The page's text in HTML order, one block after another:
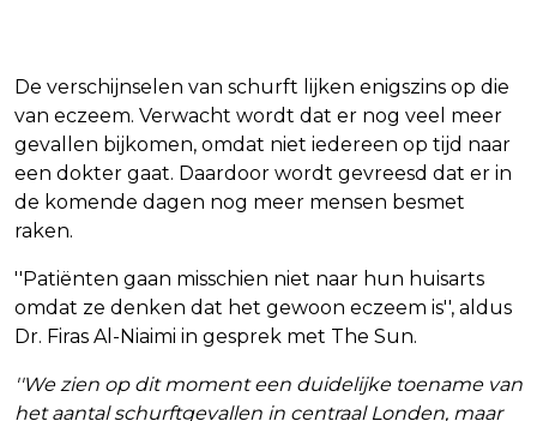
De verschijnselen van schurft lijken enigszins op die
van eczeem. Verwacht wordt dat er nog veel meer
gevallen bijkomen, omdat niet iedereen op tijd naar
een dokter gaat. Daardoor wordt gevreesd dat er in
de komende dagen nog meer mensen besmet
raken.
''Patiënten gaan misschien niet naar hun huisarts
omdat ze denken dat het gewoon eczeem is'', aldus
Dr. Firas Al-Niaimi in gesprek met The Sun.
''We zien op dit moment een duidelijke toename van
het aantal schurftgevallen in centraal Londen, maar